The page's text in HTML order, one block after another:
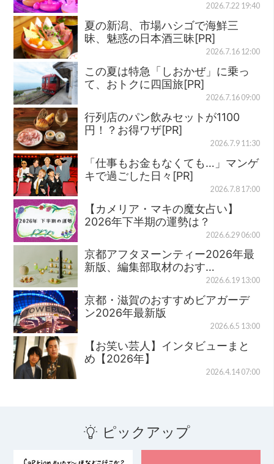
2026.7.22 19:40
夏の新潟、市場ハシゴで海鮮三
昧、魅惑の日本酒三昧[PR]
2026.7.16 12:00
この夏は特急「しおかぜ」に乗っ
て、おトクに四国旅[PR]
2026.7.16 09:00
行列店のパン飲みセットが1100
円！？お得ワザ[PR]
2026.7.9 11:30
「仕事もお金もなくても…」マンゲ
キで過ごした日々[PR]
2026.7.8 17:00
【カメリア・マキの魔女占い】
2026年下半期の運勢は？
2026.6.29 06:00
京都アフタヌーンティー2026年最
新版、編集部取材のおす…
2026.6.19 13:00
京都・滋賀のおすすめビアガーデ
ン2026年最新版
2026.6.5 13:00
【お笑い芸人】インタビューまと
め【2026年】
2026.4.14 07:00
ピックアップ